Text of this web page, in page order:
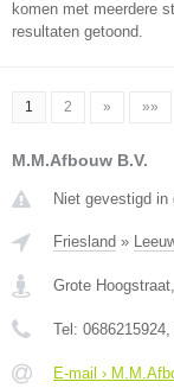
komen met meerdere
resultaten getoond.
1 2 » »»
M.M.Afbouw B.V.
Niet gevestigd
Friesland »
Grote Hoogstraat,
Tel: 0686215924,
E-mail ›